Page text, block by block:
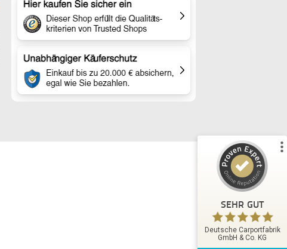
SEHR GUT
Deutsche Carportfabrik
GmbH & Co. KG
Kundenbewertungen und Erfahrungen zu
Deutsche Carportfabrik GmbH & Co. KG
SEHR GUT
14
Bewertungen auf
ProvenExpert.com
Blick aufs ProvenExpert-Profil werfen
Eckhard L.
4,80